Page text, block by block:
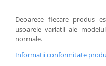
Deoarece fiecare produs
usoarele variatii ale
normale.
Informatii conformitate